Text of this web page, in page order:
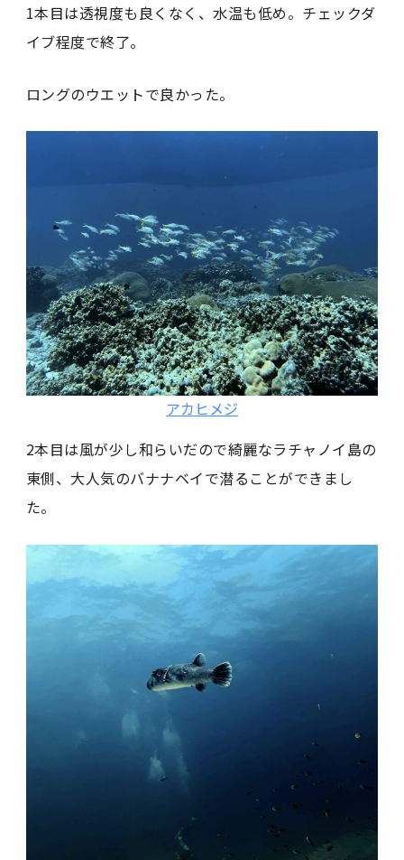
1本目は透視度も良くなく、水温も低め。チェックダ
イブ程度で終了。
ロングのウエットで良かった。
アカヒメジ
2本目は風が少し和らいだので綺麗なラチャノイ島の
東側、大人気のバナナベイで潜ることができまし
た。